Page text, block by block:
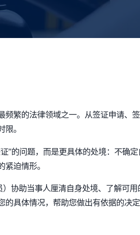
频繁的法律领域之一。从签证申请
。
”的问题，而是更具体的处境：不确
迫情形。
协助当事人厘清自身处境、了解可
具体情况，帮助您做出有依据的决